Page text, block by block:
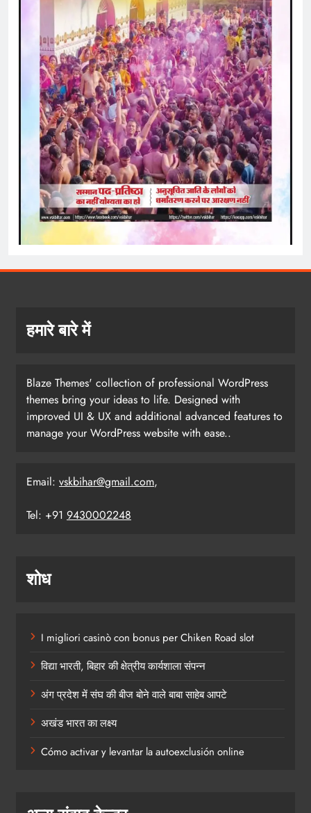
हमारे बारे में
Blaze Themes' collection of professional WordPress
themes bring your ideas to life. Designed with
improved UI & UX and additional advanced features to
manage your WordPress website with ease..
Email: vskbihar@gmail.com,
Tel: +91 9430002248
शोध
I migliori casinò con bonus per Chiken Road slot
विद्या भारती, बिहार की क्षेत्रीय कार्यशाला संपन्न
अंग प्रदेश में संघ की बीज बोने वाले बाबा साहेब आपटे
अखंड भारत का लक्ष्य
Cómo activar y levantar la autoexclusión online